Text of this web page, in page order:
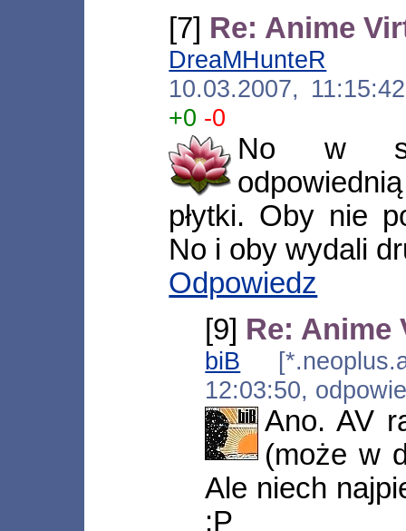
[7] Re: Anime
DreaMHunteR
10.03.2007,
+0 -0
No w
płytki. Oby nie
No i oby wydali
Odpowiedz
[9] Re: Anime
biB
12:03:50,
Ano. AV
(może w
Ale niech
:P